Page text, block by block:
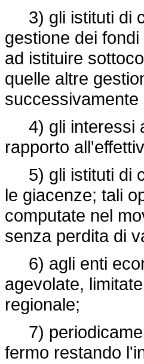
3) gli istituti di
gestione dei
ad istituire
quelle altre
4) gli interessi
rapporto
5) gli istituti di
le giacenze; tali
computate nel
senza perdita di
6) agli enti
agevolate,
regionale;
7)
fermo restando